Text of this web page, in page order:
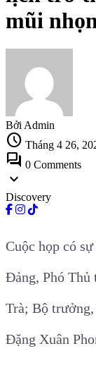
mũi
Bởi Admin
schedule Tháng 4 26,
forum 0 Comments
expand_more
Discovery
Cuộc họp có
Đảng, Phó Thủ
Trà; Bộ
Đặng Xuân